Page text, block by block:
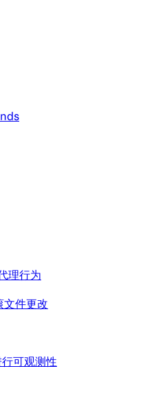
理行为
件更改
可观测性